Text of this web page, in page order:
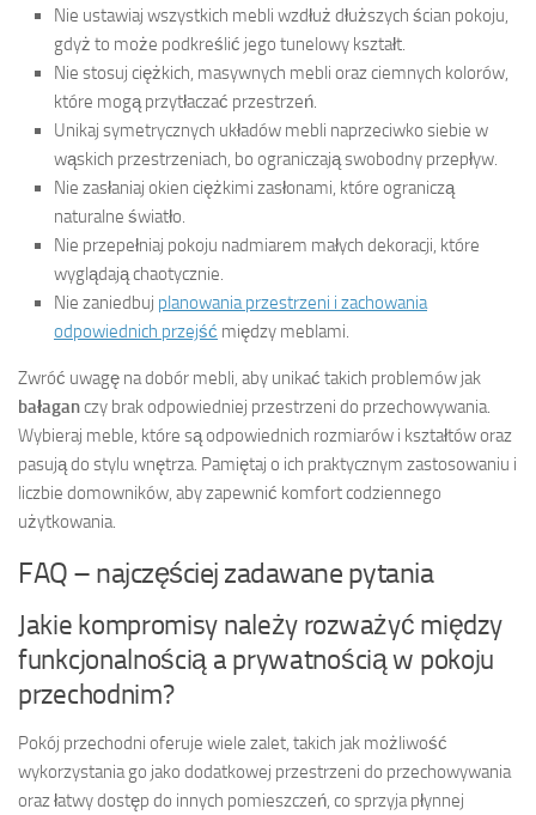
Nie ustawiaj wszystkich mebli wzdłuż dłuższych ścian pokoju,
gdyż to może podkreślić jego tunelowy kształt.
Nie stosuj ciężkich, masywnych mebli oraz ciemnych kolorów,
które mogą przytłaczać przestrzeń.
Unikaj symetrycznych układów mebli naprzeciwko siebie w
wąskich przestrzeniach, bo ograniczają swobodny przepływ.
Nie zasłaniaj okien ciężkimi zasłonami, które ograniczą
naturalne światło.
Nie przepełniaj pokoju nadmiarem małych dekoracji, które
wyglądają chaotycznie.
Nie zaniedbuj planowania przestrzeni i zachowania
odpowiednich przejść między meblami.
Zwróć uwagę na dobór mebli, aby unikać takich problemów jak
bałaganczy brak odpowiedniej przestrzeni do przechowywania.
Wybieraj meble, które są odpowiednich rozmiarów i kształtów oraz
pasują do stylu wnętrza. Pamiętaj o ich praktycznym zastosowaniu i
liczbie domowników, aby zapewnić komfort codziennego
użytkowania.
FAQ – najczęściej zadawane pytania
Jakie kompromisy należy rozważyć między
funkcjonalnością a prywatnością w pokoju
przechodnim?
Pokój przechodni oferuje wiele zalet, takich jak możliwość
wykorzystania go jako dodatkowej przestrzeni do przechowywania
oraz łatwy dostęp do innych pomieszczeń, co sprzyja płynnej